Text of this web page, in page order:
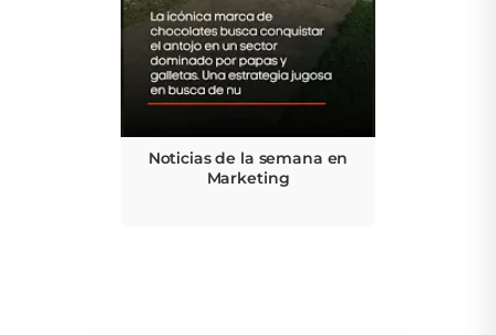
Noticias de la semana en
Marketing